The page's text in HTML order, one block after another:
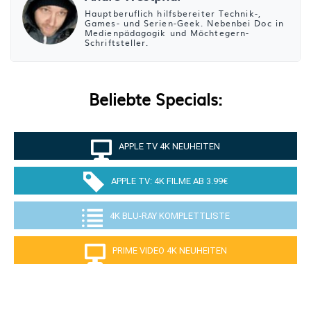
Hauptberuflich hilfsbereiter Technik-,
Games- und Serien-Geek. Nebenbei Doc in
Medienpädagogik und Möchtegern-
Schriftsteller.
Beliebte Specials:
APPLE TV 4K NEUHEITEN
APPLE TV: 4K FILME AB 3.99€
4K BLU-RAY KOMPLETTLISTE
PRIME VIDEO 4K NEUHEITEN